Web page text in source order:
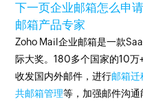
下一页企业邮箱怎么申
邮箱产品专家
Zoho Mail企业邮箱是一款
际大奖。180多个国家的10
收发国内外邮件，进行邮箱迁
共邮箱管理等，加强邮件沟通